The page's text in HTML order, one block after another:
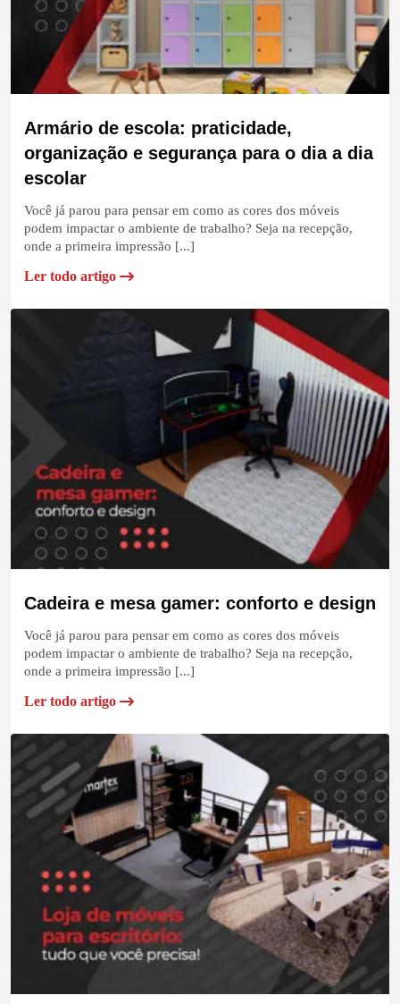
Armário de escola: praticidade,
organização e segurança para o dia a dia
escolar
Você já parou para pensar em como as cores dos móveis
podem impactar o ambiente de trabalho? Seja na recepção,
onde a primeira impressão [...]
Ler todo artigo
Cadeira e mesa gamer: conforto e design
Você já parou para pensar em como as cores dos móveis
podem impactar o ambiente de trabalho? Seja na recepção,
onde a primeira impressão [...]
Ler todo artigo